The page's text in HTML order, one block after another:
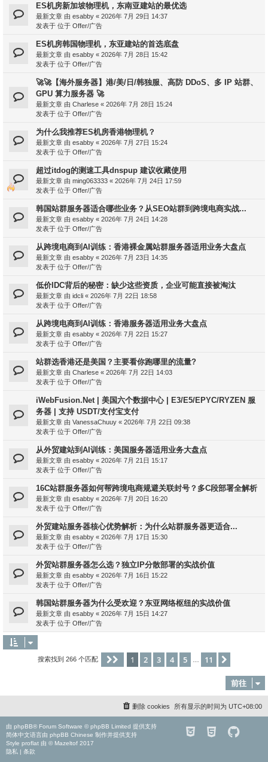
ES机房新加坡物理机，东南亚建站的最优选
最新文章 由 esabby « 2026年 7月 29日 14:37
发表于 位于 Offer/广告
ES机房韩国物理机，东亚建站的首选底盘
最新文章 由 esabby « 2026年 7月 28日 15:42
发表于 位于 Offer/广告
🚀🚀【海外服务器】港/美/日/韩独服、高防 DDoS、多 IP 站群、
GPU 算力服务器 🚀
最新文章 由 Charlese « 2026年 7月 28日 15:24
发表于 位于 Offer/广告
为什么我推荐ES机房香港物理机？
最新文章 由 esabby « 2026年 7月 27日 15:24
发表于 位于 Offer/广告
超过itdog的测速工具dnspup 建议收藏使用
最新文章 由 ming063333 « 2026年 7月 24日 17:59
发表于 位于 Offer/广告
韩国站群服务器适合哪些业务？从SEO站群到跨境电商实战...
最新文章 由 esabby « 2026年 7月 24日 14:28
发表于 位于 Offer/广告
从跨境电商到AI训练：香港裸金属站群服务器适用业务大盘点
最新文章 由 esabby « 2026年 7月 23日 14:35
发表于 位于 Offer/广告
低价IDC背后的秘密：缺少这些资质，企业可能直接被淘汰
最新文章 由 idcli « 2026年 7月 22日 18:58
发表于 位于 Offer/广告
从跨境电商到AI训练：香港服务器适用业务大盘点
最新文章 由 esabby « 2026年 7月 22日 15:27
发表于 位于 Offer/广告
站群选香港还是美国？主要看你跑哪里的流量?
最新文章 由 Charlese « 2026年 7月 22日 14:03
发表于 位于 Offer/广告
iWebFusion.Net | 美国六个数据中心 | E3/E5/EPYC/RYZEN 服
务器 | 支持 USDT/支付宝支付
最新文章 由 VanessaChuuy « 2026年 7月 22日 09:38
发表于 位于 Offer/广告
从外贸建站到AI训练：美国服务器适用业务大盘点
最新文章 由 esabby « 2026年 7月 21日 15:17
发表于 位于 Offer/广告
16C站群服务器如何帮跨境电商规避关联封号？多C段部署全解析
最新文章 由 esabby « 2026年 7月 20日 16:20
发表于 位于 Offer/广告
外贸建站服务器核心优势解析：为什么站群服务器更适合...
最新文章 由 esabby « 2026年 7月 17日 15:30
发表于 位于 Offer/广告
外贸站群服务器怎么选？独立IP分散部署的实战价值
最新文章 由 esabby « 2026年 7月 16日 15:22
发表于 位于 Offer/广告
韩国站群服务器为什么受欢迎？东亚网络枢纽的实战价值
最新文章 由 esabby « 2026年 7月 15日 14:27
发表于 位于 Offer/广告
搜索找到 266 个匹配 分页：1 11
1 2 3 4 5 11
前往
所有显示的时间为 UTC+08:00
删除 cookies
由 phpBB® Forum Software © phpBB Limited 提供支持
简体中文语言由 phpBB Chinese 制作并提供支持
Style proflat 由 © Mazeltof 2017
隐私 | 条款